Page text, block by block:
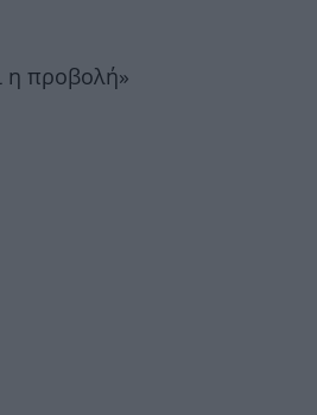
η προβολή»